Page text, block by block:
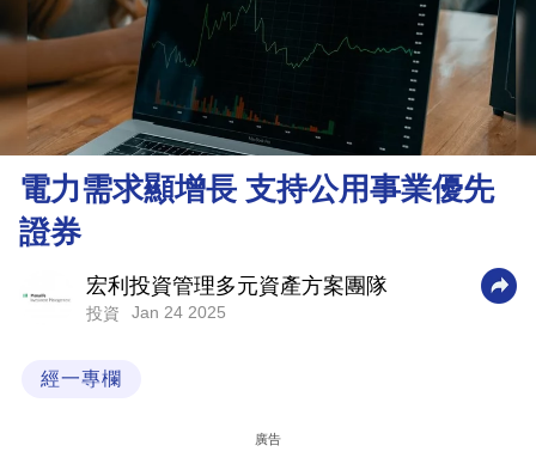
資
樓
市
理
財
業
科
電力需求顯增長 支持公用事業優先
證券
宏利投資管理多元資產方案團隊
投資 Jan 24 2025
經一專欄
廣告